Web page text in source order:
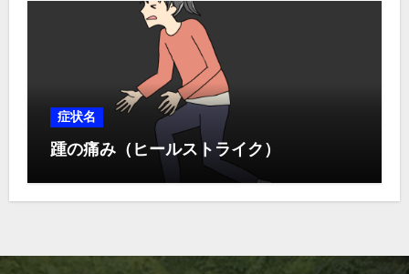
症状名
踵の痛み（ヒールストライク）